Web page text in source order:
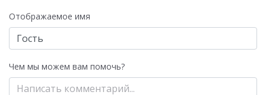
Отображаемое имя
Чем мы можем вам помочь?